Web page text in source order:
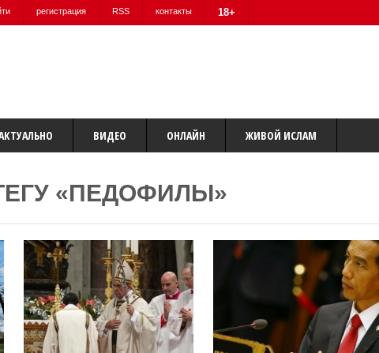
регистрация RSS контакты 18+
ВИДЕО ОНЛАЙН ЖИВОЙ ИСЛАМ
«ПЕДОФИЛЫ»